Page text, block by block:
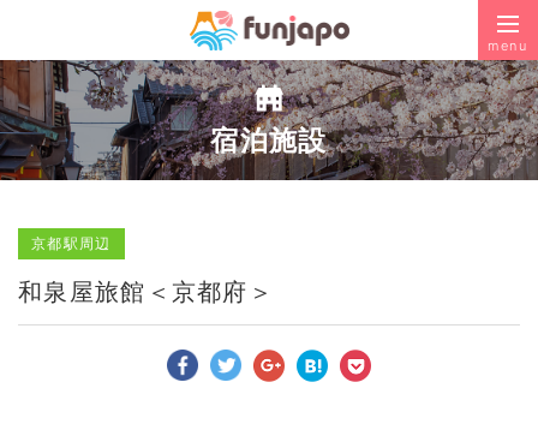
menu
宿泊施設
京都駅周辺
和泉屋旅館＜京都府＞